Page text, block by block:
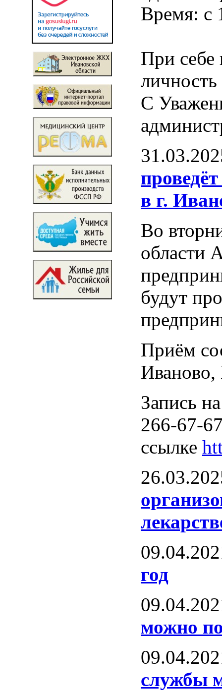
Время: с
При себе
С
в г.
Во
области
будут
Приём
Иваново,
Запись
266-67-
ссылке
год
можно
службы